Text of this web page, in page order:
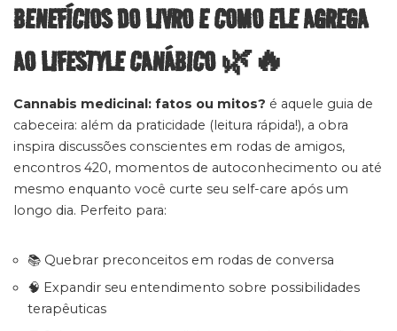
BENEFÍCIOS DO LIVRO E COMO ELE AGREGA
AO LIFESTYLE CANÁBICO 🌿🔥
Cannabis medicinal: fatos ou mitos? é aquele guia de
cabeceira: além da praticidade (leitura rápida!), a obra
inspira discussões conscientes em rodas de amigos,
encontros 420, momentos de autoconhecimento ou até
mesmo enquanto você curte seu self-care após um
longo dia. Perfeito para:
📚 Quebrar preconceitos em rodas de conversa
🧠 Expandir seu entendimento sobre possibilidades
terapêuticas